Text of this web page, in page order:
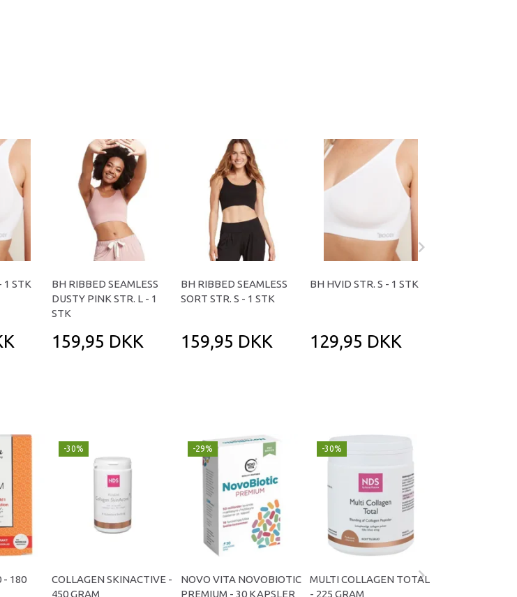
1 STK
BH RIBBED SEAMLESS
DUSTY PINK STR. L - 1
STK
159,95 DKK
BH RIBBED SEAMLESS
SORT STR. S - 1 STK
159,95 DKK
BH HVID STR. S - 1 STK
129,95 DKK
- 180
-30%
COLLAGEN SKINACTIVE -
450 GRAM
-29%
NOVO VITA NOVOBIOTIC
PREMIUM - 30 KAPSLER
-30%
MULTI COLLAGEN TOTAL
- 225 GRAM